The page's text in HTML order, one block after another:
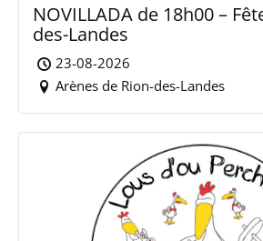
NOVILLADA de 18h00 –
des-Landes
23-08-2026
Arènes de Rion-des-Landes